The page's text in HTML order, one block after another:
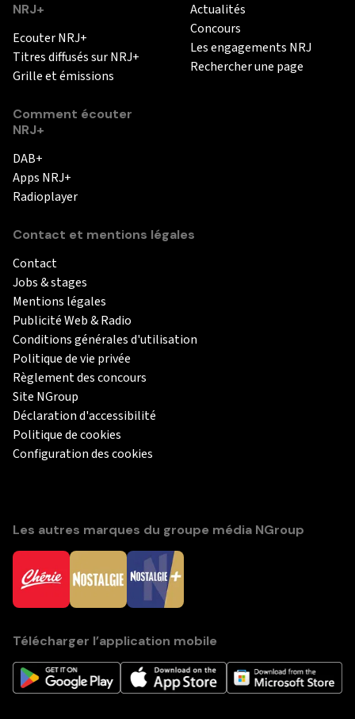
NRJ+
Ecouter NRJ+
Titres diffusés sur NRJ+
Grille et émissions
Comment écouter
NRJ+
DAB+
Apps NRJ+
Radioplayer
Actualités
Concours
Les engagements NRJ
Rechercher une page
Contact et mentions légales
Contact
Jobs & stages
Mentions légales
Publicité Web & Radio
Conditions générales d'utilisation
Politique de vie privée
Règlement des concours
Site NGroup
Déclaration d'accessibilité
Politique de cookies
Configuration des cookies
Les autres marques du groupe média NGroup
Télécharger l’application mobile